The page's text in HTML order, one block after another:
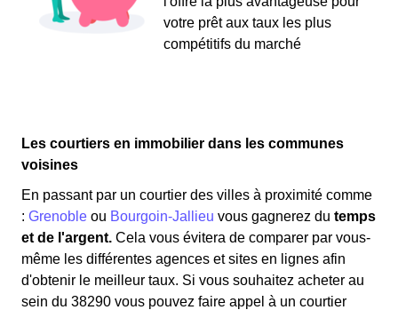
votre prêt aux taux les plus
compétitifs du marché
Les courtiers en immobilier dans les communes
voisines
En passant par un courtier des villes à proximité comme
: Grenoble ou Bourgoin-Jallieu vous gagnerez du temps
et de l'argent. Cela vous évitera de comparer par vous-
même les différentes agences et sites en lignes afin
d'obtenir le meilleur taux. Si vous souhaitez acheter au
sein du 38290 vous pouvez faire appel à un courtier